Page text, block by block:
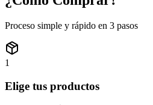
Proceso simple y rápido en 3 pasos
1
Elige tus productos